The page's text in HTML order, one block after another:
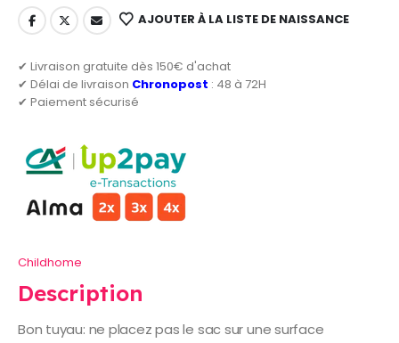
AJOUTER À LA LISTE DE NAISSANCE
✔ Livraison gratuite dès 150€ d'achat
✔ Délai de livraison Chronopost : 48 à 72H
✔ Paiement sécurisé
Childhome
Description
Bon tuyau: ne placez pas le sac sur une surface